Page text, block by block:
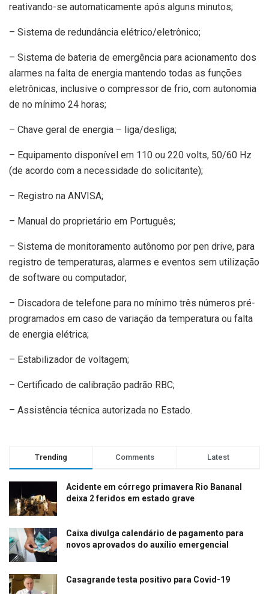
reativando-se automaticamente após alguns minutos;
– Sistema de redundância elétrico/eletrônico;
– Sistema de bateria de emergência para acionamento dos
alarmes na falta de energia mantendo todas as funções
eletrônicas, inclusive o compressor de frio, com autonomia
de no mínimo 24 horas;
– Chave geral de energia – liga/desliga;
– Equipamento disponível em 110 ou 220 volts, 50/60 Hz
(de acordo com a necessidade do solicitante);
– Registro na ANVISA;
– Manual do proprietário em Português;
– Sistema de monitoramento autônomo por pen drive, para
registro de temperaturas, alarmes e eventos sem utilização
de software ou computador;
– Discadora de telefone para no mínimo três números pré-
programados em caso de variação da temperatura ou falta
de energia elétrica;
– Estabilizador de voltagem;
– Certificado de calibração padrão RBC;
– Assistência técnica autorizada no Estado.
Trending Comments Latest
Acidente em córrego primavera Rio Bananal
deixa 2 feridos em estado grave
Caixa divulga calendário de pagamento para
novos aprovados do auxílio emergencial
Casagrande testa positivo para Covid-19